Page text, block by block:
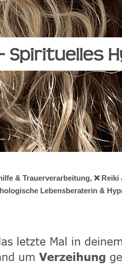
& Trauerverarbeitung, ❌
Lebensberaterin &